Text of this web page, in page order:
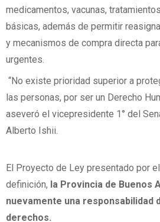
medicamentos, vacunas,
básicas, además de permitir
y mecanismos de compra directa
urgentes.
“No existe prioridad superior a
las personas, por ser un Derecho
aseveró el vicepresidente 1° del
Alberto Ishii.
El Proyecto de Ley presentado por
definición, la Provincia de Buenos
nuevamente una responsabilidad
derechos.